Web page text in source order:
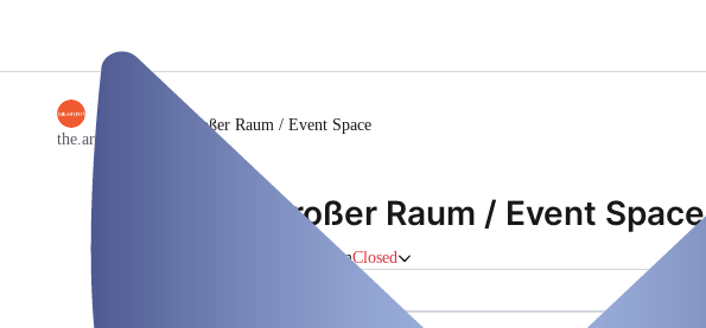
the.artists - Bonn
großer Raum / Event Space
großer Raum / Event Space
Group roomClosed